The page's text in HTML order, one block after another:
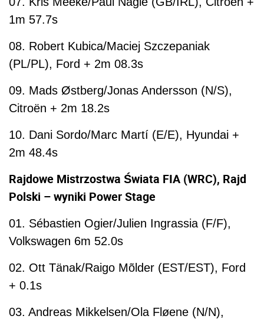
1m 57.7s
08. Robert Kubica/Maciej Szczepaniak
(PL/PL), Ford + 2m 08.3s
09. Mads Østberg/Jonas Andersson (N/S),
Citroën + 2m 18.2s
10. Dani Sordo/Marc Martí (E/E), Hyundai +
2m 48.4s
Rajdowe Mistrzostwa Świata FIA (WRC), Rajd
Polski – wyniki Power Stage
01. Sébastien Ogier/Julien Ingrassia (F/F),
Volkswagen 6m 52.0s
02. Ott Tänak/Raigo Mõlder (EST/EST), Ford
+ 0.1s
03. Andreas Mikkelsen/Ola Fløene (N/N),